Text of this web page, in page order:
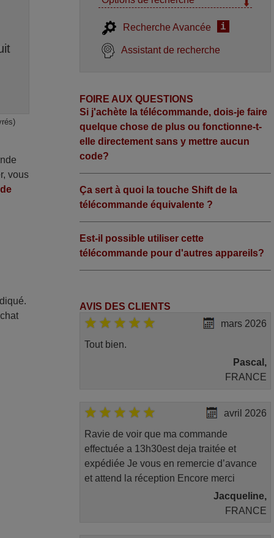
vous
Recherche Avancée i
Assistant de recherche
FOIRE AUX QUESTIONS
Si j'achète la télécommande, dois-je faire
quelque chose de plus ou fonctionne-t-
elle directement sans y mettre aucun
code?
Ça sert à quoi la touche Shift de la
télécommande équivalente ?
Est-il possible utiliser cette
télécommande pour d'autres appareils?
AVIS DES CLIENTS
mars 2026
Tout bien.
Pascal,
FRANCE
avril 2026
Ravie de voir que ma commande
effectuée a 13h30est deja traitée et
expédiée Je vous en remercie d’avance
et attend la réception Encore merci
Jacqueline,
FRANCE